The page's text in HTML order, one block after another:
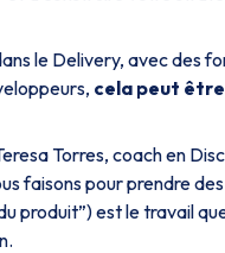
le Delivery, avec des
cela peut
Torres, coach en
faisons pour prendre
produit”) est le travail